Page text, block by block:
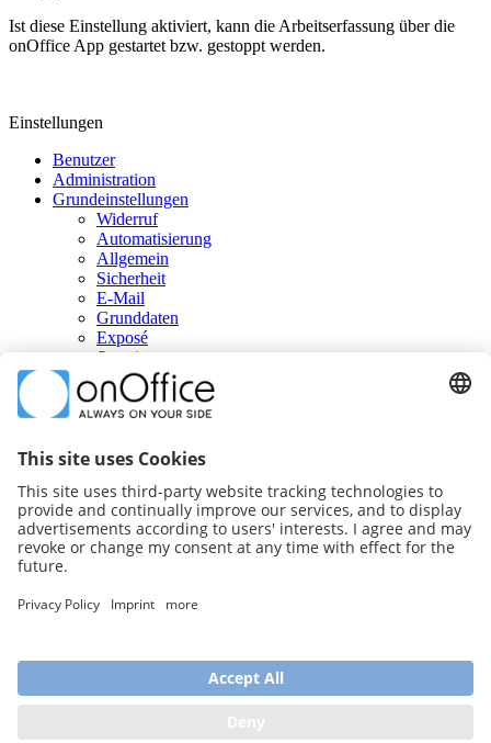
Ist diese Einstellung aktiviert, kann die Arbeitserfassung über die
onOffice App gestartet bzw. gestoppt werden.
Einstellungen
Benutzer
Administration
Grundeinstellungen
Widerruf
Automatisierung
Allgemein
Sicherheit
E-Mail
Grunddaten
Exposé
Sonstiges
DSGVO
Sprache
Reporting
Portale
weitere Informationen
Impressum
Sitemap